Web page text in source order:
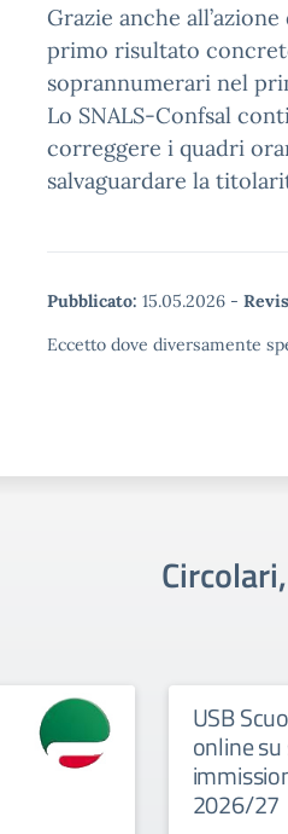
Grazie anche
primo risultato
soprannumerari nel
Lo SNALS-Confsal
correggere i quadri
salvaguardare la
Pubblicato: 15.05.2026 -
Eccetto dove diversamente
USB
online
2026/27